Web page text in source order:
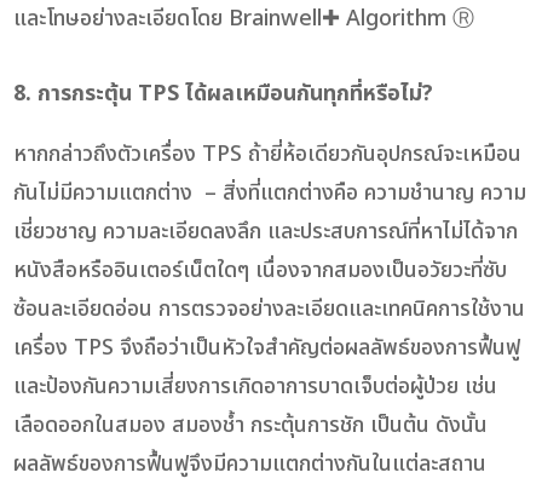
และโทษอย่างละเอียดโดย Brainwell✚ Algorithm Ⓡ
8. การกระตุ้น TPS ได้ผลเหมือนกันทุกที่หรือไม่?
หากกล่าวถึงตัวเครื่อง TPS ถ้ายี่ห้อเดียวกันอุปกรณ์จะเหมือน
กันไม่มีความแตกต่าง – สิ่งที่แตกต่างคือ ความชำนาญ ความ
เชี่ยวชาญ ความละเอียดลงลึก และประสบการณ์ที่หาไม่ได้จาก
หนังสือหรืออินเตอร์เน็ตใดๆ เนื่องจากสมองเป็นอวัยวะที่ซับ
ซ้อนละเอียดอ่อน การตรวจอย่างละเอียดและเทคนิคการใช้งาน
เครื่อง TPS จึงถือว่าเป็นหัวใจสำคัญต่อผลลัพธ์ของการฟื้นฟู
และป้องกันความเสี่ยงการเกิดอาการบาดเจ็บต่อผู้ป่วย เช่น
เลือดออกในสมอง สมองช้ำ กระตุ้นการชัก เป็นต้น ดังนั้น
ผลลัพธ์ของการฟื้นฟูจึงมีความแตกต่างกันในแต่ละสถาน